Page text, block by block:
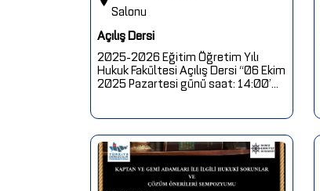
Salonu
Açılış Dersi
2025-2026 Eğitim Öğretim Yılı
Hukuk Fakültesi Açılış Dersi “06 Ekim
2025 Pazartesi günü saat: 14:00’...